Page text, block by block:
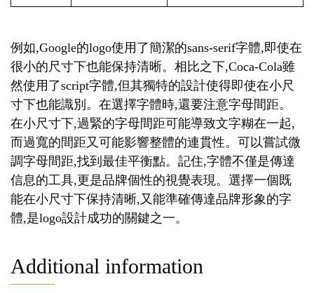
例如,Google的logo使用了簡潔的sans-serif字體,即使在
很小的尺寸下也能保持清晰。相比之下,Coca-Cola雖
然使用了script字體,但其獨特的設計使得即使在小尺
寸下也能識別。在選擇字體時,還要注意字母間距。
在小尺寸下,過緊的字母間距可能導致文字糊在一起,
而過寬的間距又可能影響整體的連貫性。可以嘗試微
調字母間距,找到最佳平衡點。記住,字體不僅是傳達
信息的工具,更是品牌個性的視覺表現。選擇一個既
能在小尺寸下保持清晰,又能準確傳達品牌形象的字
體,是logo設計成功的關鍵之一。
Additional information